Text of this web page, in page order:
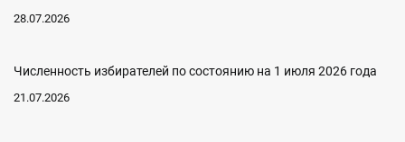
28.07.2026
Численность избирателей по состоянию на 1 июля 2026 года
21.07.2026